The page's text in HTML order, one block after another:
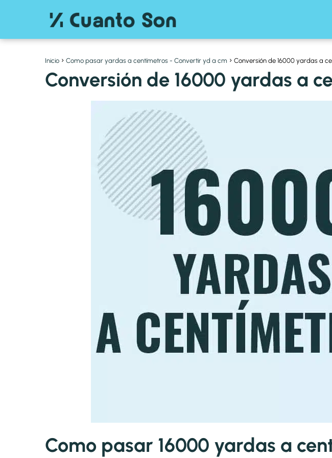
Inicio Como pasar yardas a centímetros - Convertir yd a cm Conversión de 16000 yardas a
Conversión de 16000 yardas a
Como pasar 16000 yardas a